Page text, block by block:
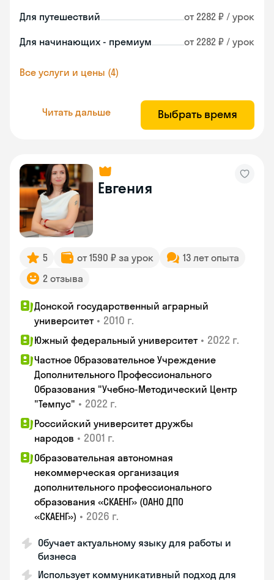
Для путешествий от 2282 ₽ / урок
Для начинающих - премиум от 2282 ₽ / урок
Все услуги и цены (4)
Читать дальше Выбрать время
Евгения
5 от 1590 ₽ за урок
13 лет опыта
2 отзыва
Донской государственный аграрный
университет • 2010 г.
Южный федеральный университет • 2022 г.
Частное Образовательное Учреждение
Дополнительного Профессионального
Образования "Учебно-Методический Центр
"Темпус" • 2022 г.
Российский университет дружбы
народов • 2001 г.
Образовательная автономная
некоммерческая организация
дополнительного профессионального
образования «СКАЕНГ» (ОАНО ДПО
«СКАЕНГ») • 2026 г.
Обучает актуальному языку для работы и
бизнеса
Использует коммуникативный подход для